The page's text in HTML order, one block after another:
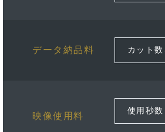
データ納品料
映像使用料